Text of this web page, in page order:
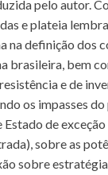
pelo autor.
e plateia
na definição dos
brasileira, bem
e de
os impasses
de exceção
sobre as
sobre